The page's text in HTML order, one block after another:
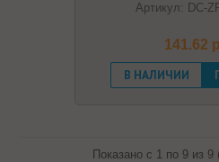
Артикул: DC-
141.62
В НАЛИЧИИ
Показано с 1 по 9 из 9